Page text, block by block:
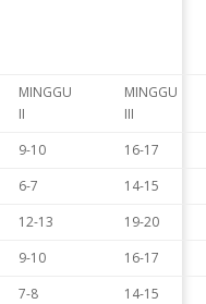
MINGGU
II
MINGGU
III
9-10
16-17
6-7
14-15
12-13
19-20
9-10
16-17
7-8
14-15